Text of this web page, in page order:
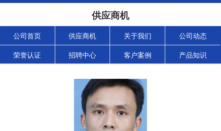
供应商机
公司首页 供应商机 关于我们 公司动态
荣誉认证 招聘中心 客户案例 产品知识